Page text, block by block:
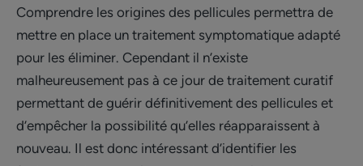
Comprendre les origines des pellicules permettra de
mettre en place un traitement symptomatique adapté
pour les éliminer. Cependant il n’existe
malheureusement pas à ce jour de traitement curatif
permettant de guérir définitivement des pellicules et
d’empêcher la possibilité qu’elles réapparaissent à
nouveau. Il est donc intéressant d’identifier les